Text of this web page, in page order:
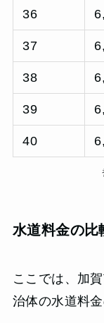
36
37
38
39
40
水道料金の比
ここでは、加
治体の水道料